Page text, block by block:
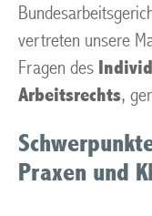
vertreten unsere
Fragen des
Arbeitsrechts,
Praxen und